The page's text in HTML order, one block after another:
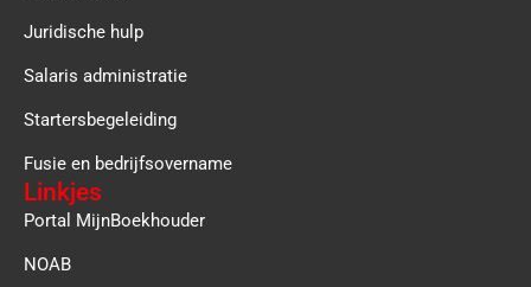
Juridische hulp
Salaris administratie
Startersbegeleiding
Fusie en bedrijfsovername
Linkjes
Portal MijnBoekhouder
NOAB